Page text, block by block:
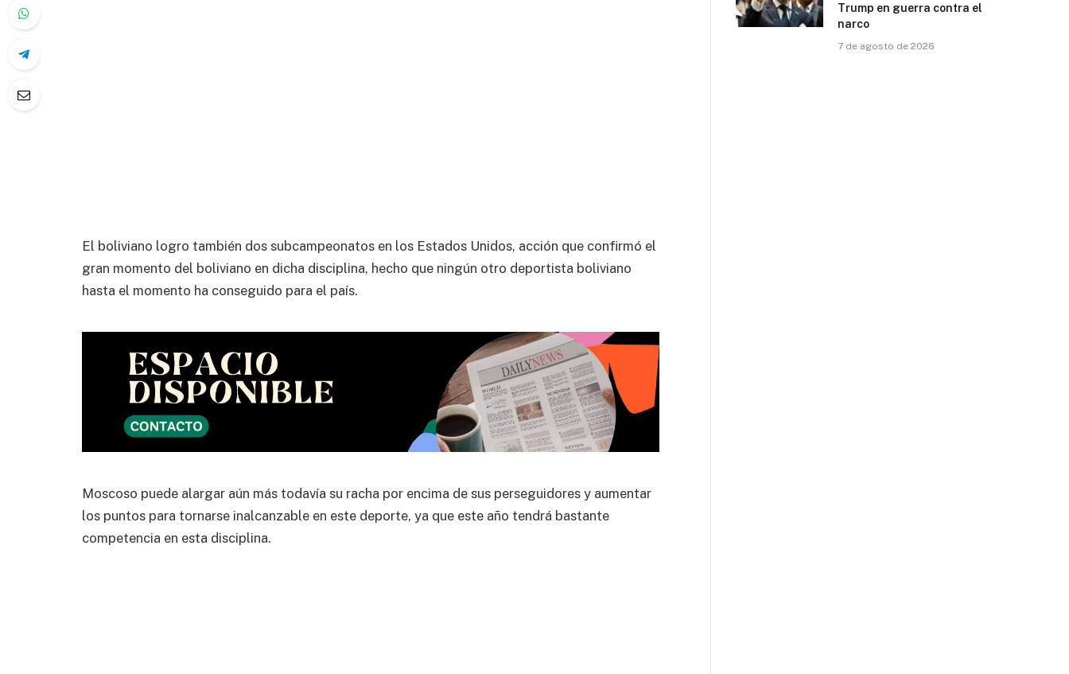
El boliviano logro también dos subcampeonatos en los Estados Unidos, acción que confirmó el
gran momento del boliviano en dicha disciplina, hecho que ningún otro deportista boliviano
hasta el momento ha conseguido para el país.
Moscoso puede alargar aún más todavía su racha por encima de sus perseguidores y aumentar
los puntos para tornarse inalcanzable en este deporte, ya que este año tendrá bastante
competencia en esta disciplina.
Trump en guerra contra el
narco
7 de agosto de 2026